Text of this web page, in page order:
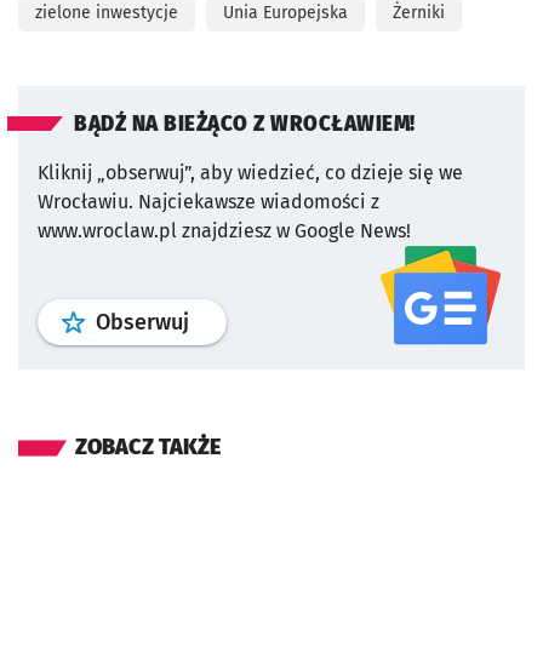
zielone inwestycje Unia Europejska Żerniki
BĄDŹ NA BIEŻĄCO Z WROCŁAWIEM!
Kliknij „obserwuj”, aby wiedzieć, co dzieje się we
Wrocławiu. Najciekawsze wiadomości z
www.wroclaw.pl znajdziesz w Google News!
Obserwuj profil serwisu
ZOBACZ TAKŻE